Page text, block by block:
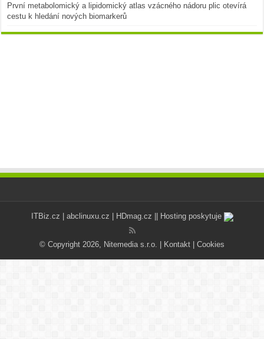
První metabolomický a lipidomický atlas vzácného nádoru plic otevírá
cestu k hledání nových biomarkerů
ITBiz.cz abclinuxu.cz HDmag.cz || Hosting poskytuje
© Copyright 2026, Nitemedia s.r.o. | Kontakt Cookies